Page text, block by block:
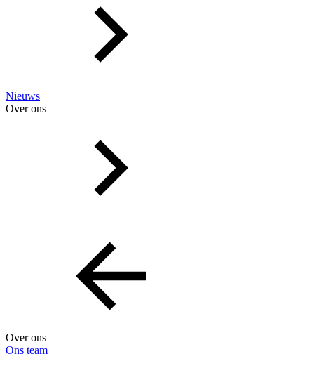
Nieuws
Over ons
Over ons
Ons team